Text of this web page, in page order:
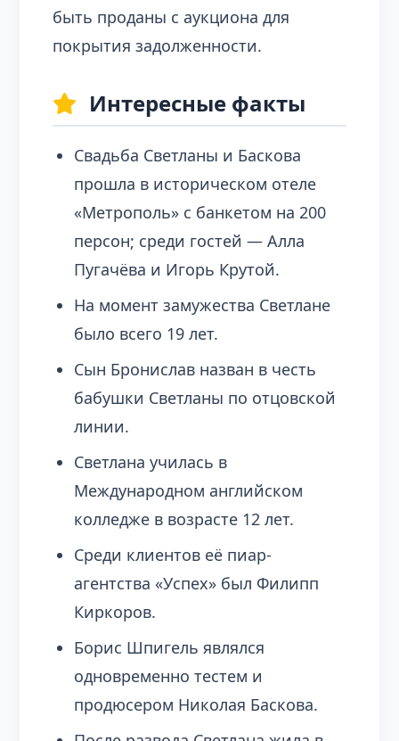
быть проданы с аукциона для
покрытия задолженности.
Интересные факты
Свадьба Светланы и Баскова
прошла в историческом отеле
«Метрополь» с банкетом на 200
персон; среди гостей — Алла
Пугачёва и Игорь Крутой.
На момент замужества Светлане
было всего 19 лет.
Сын Бронислав назван в честь
бабушки Светланы по отцовской
линии.
Светлана училась в
Международном английском
колледже в возрасте 12 лет.
Среди клиентов её пиар-
агентства «Успех» был Филипп
Киркоров.
Борис Шпигель являлся
одновременно тестем и
продюсером Николая Баскова.